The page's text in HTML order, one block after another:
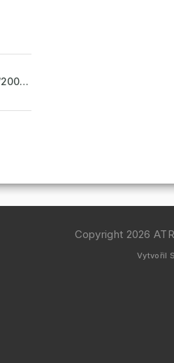
Solar panel SOLARFAM 12V/200W semi-flexible for balcony, fence
Copyright 2026
Vytvořil